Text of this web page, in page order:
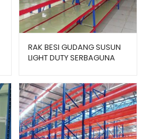
RAK BESI GUDANG SUSUN
LIGHT DUTY SERBAGUNA